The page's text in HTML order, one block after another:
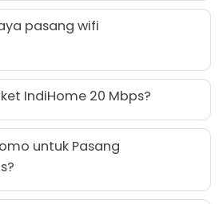
pasang wifi
IndiHome 20 Mbps?
untuk Pasang